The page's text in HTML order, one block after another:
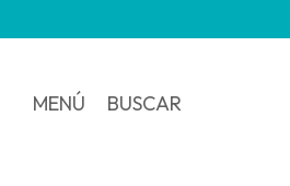
MENÚ BUSCAR